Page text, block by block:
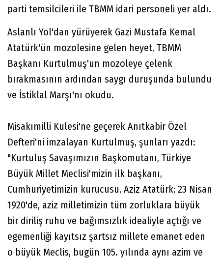
parti temsilcileri ile TBMM idari personeli yer aldı.
Aslanlı Yol'dan yürüyerek Gazi Mustafa Kemal
Atatürk'ün mozolesine gelen heyet, TBMM
Başkanı Kurtulmuş'un mozoleye çelenk
bırakmasının ardından saygı duruşunda bulundu
ve İstiklal Marşı'nı okudu.
Misakımilli Kulesi'ne geçerek Anıtkabir Özel
Defteri'ni imzalayan Kurtulmuş, şunları yazdı:
"Kurtuluş Savaşımızın Başkomutanı, Türkiye
Büyük Millet Meclisi'mizin ilk başkanı,
Cumhuriyetimizin kurucusu, Aziz Atatürk; 23 Nisan
1920'de, aziz milletimizin tüm zorluklara büyük
bir diriliş ruhu ve bağımsızlık idealiyle açtığı ve
egemenliği kayıtsız şartsız millete emanet eden
o büyük Meclis, bugün 105. yılında aynı azim ve